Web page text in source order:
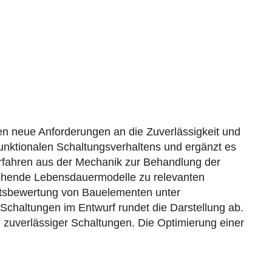
neue Anforderungen an die Zuverlässigkeit und
Schaltungsverhaltens und ergänzt es
aus der Mechanik zur Behandlung der
Lebensdauermodelle zu relevanten
von Bauelementen unter
im Entwurf rundet die Darstellung ab.
Schaltungen. Die Optimierung einer